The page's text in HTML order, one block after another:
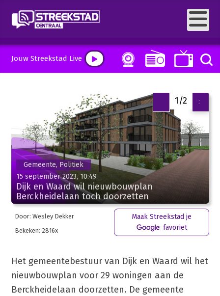
Jouw Streekstad Live
>
1/2
Gemeente, Politiek
15 september 2023, 10:49
Dijk en Waard wil nieuwbouwplan
Berckheidelaan toch doorzetten
Door: Wesley Dekker
Bekeken: 2816x
Maak Streekstad je
favoriet
Het gemeentebestuur van Dijk en Waard wil het
nieuwbouwplan voor 29 woningen aan de
Berckheidelaan doorzetten. De gemeente